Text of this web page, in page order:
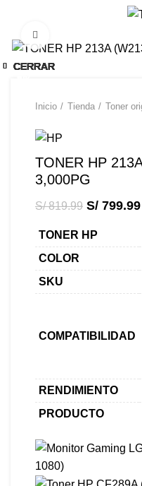
Inicio Tienda Toner
TONER HP
3,000PG
S/819.99 S/ 799.99
TONER HP
COLOR
SKU
COMPATIBILIDAD
RENDIMIENTO
PRODUCTO
CERRAR
CERRAR
CERRAR
CERRAR
CERRAR
CERRAR
CERRAR
CERRAR
CERRAR
CERRAR
CERRAR